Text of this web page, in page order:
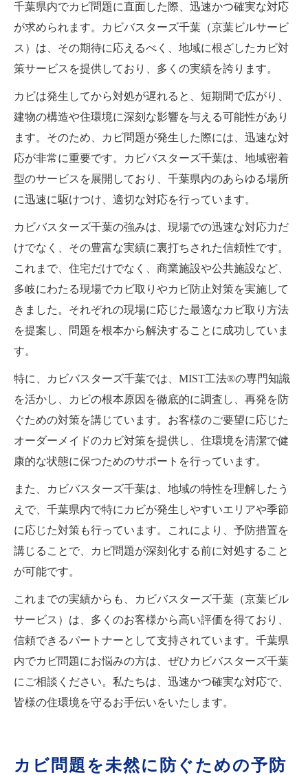
千葉県内でカビ問題に直面した際、迅速かつ確実な対応
が求められます。カビバスターズ千葉（京葉ビルサービ
ス）は、その期待に応えるべく、地域に根ざしたカビ対
策サービスを提供しており、多くの実績を誇ります。
カビは発生してから対処が遅れると、短期間で広がり、
建物の構造や住環境に深刻な影響を与える可能性があり
ます。そのため、カビ問題が発生した際には、迅速な対
応が非常に重要です。カビバスターズ千葉は、地域密着
型のサービスを展開しており、千葉県内のあらゆる場所
に迅速に駆けつけ、適切な対応を行っています。
カビバスターズ千葉の強みは、現場での迅速な対応力だ
けでなく、その豊富な実績に裏打ちされた信頼性です。
これまで、住宅だけでなく、商業施設や公共施設など、
多岐にわたる現場でカビ取りやカビ防止対策を実施して
きました。それぞれの現場に応じた最適なカビ取り方法
を提案し、問題を根本から解決することに成功していま
す。
特に、カビバスターズ千葉では、MIST工法®の専門知識
を活かし、カビの根本原因を徹底的に調査し、再発を防
ぐための対策を講じています。お客様のご要望に応じた
オーダーメイドのカビ対策を提供し、住環境を清潔で健
康的な状態に保つためのサポートを行っています。
また、カビバスターズ千葉は、地域の特性を理解したう
えで、千葉県内で特にカビが発生しやすいエリアや季節
に応じた対策も行っています。これにより、予防措置を
講じることで、カビ問題が深刻化する前に対処すること
が可能です。
これまでの実績からも、カビバスターズ千葉（京葉ビル
サービス）は、多くのお客様から高い評価を得ており、
信頼できるパートナーとして支持されています。千葉県
内でカビ問題にお悩みの方は、ぜひカビバスターズ千葉
にご相談ください。私たちは、迅速かつ確実な対応で、
皆様の住環境を守るお手伝いをいたします。
カビ問題を未然に防ぐための予防